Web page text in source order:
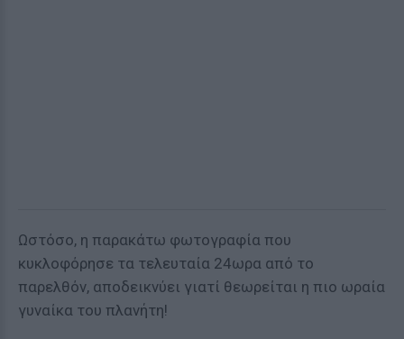
Ωστόσο, η παρακάτω φωτογραφία που
κυκλοφόρησε τα τελευταία 24ωρα από το
παρελθόν, αποδεικνύει γιατί θεωρείται η πιο ωραία
γυναίκα του πλανήτη!